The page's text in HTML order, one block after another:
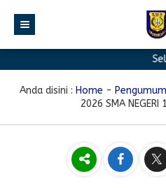
PROFIL
Berita Sekolah
Anda disini : Home -
2026 SMA NEGERI